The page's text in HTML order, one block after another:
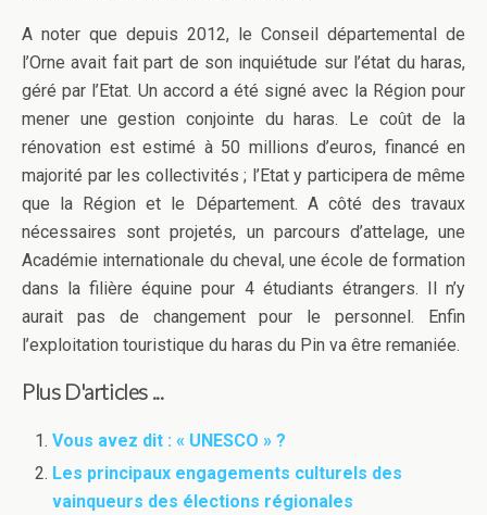
A noter que depuis 2012, le Conseil départemental de
l’Orne avait fait part de son inquiétude sur l’état du haras,
géré par l’Etat. Un accord a été signé avec la Région pour
mener une gestion conjointe du haras. Le coût de la
rénovation est estimé à 50 millions d’euros, financé en
majorité par les collectivités ; l’Etat y participera de même
que la Région et le Département. A côté des travaux
nécessaires sont projetés, un parcours d’attelage, une
Académie internationale du cheval, une école de formation
dans la filière équine pour 4 étudiants étrangers. Il n’y
aurait pas de changement pour le personnel. Enfin
l’exploitation touristique du haras du Pin va être remaniée.
Plus D'articles ...
Vous avez dit : « UNESCO » ?
Les principaux engagements culturels des
vainqueurs des élections régionales